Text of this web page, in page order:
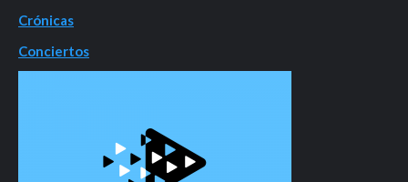
Crónicas
Conciertos